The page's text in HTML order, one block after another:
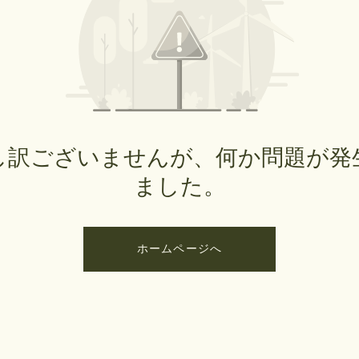
訳ございませんが、何か問題が発
ました。
ホームページへ